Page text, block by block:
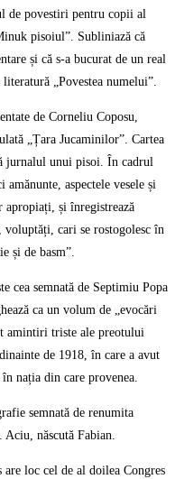
de povestiri pentru copii al
pisoiul”. Subliniază că
și că s-a bucurat de un real
„Povestea numelui”.
de Corneliu Coposu,
„Țara Jucaminilor”. Cartea
jurnalul unui pisoi. În cadrul
aspectele vesele și
și înregistrează
cari se rostogolesc în
și de basm”.
cea semnată de Septimiu Popa
ca un volum de „evocări
amintiri triste ale preotului
de 1918, în care a avut
nația din care provenea.
semnată de renumita
Aciu, născută Fabian.
loc cel de al doilea Congres